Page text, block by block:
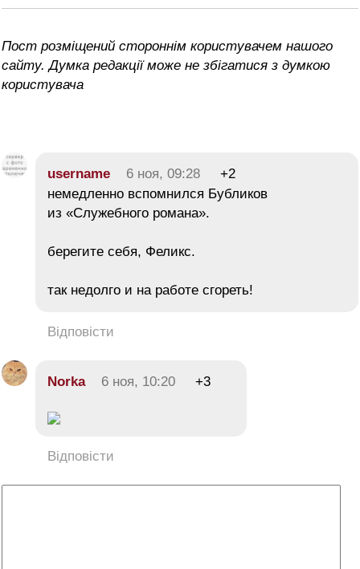
Пост розміщений стороннім користувачем нашого
сайту. Думка редакції може не збігатися з думкою
користувача
username 6 ноя, 09:28
+2
немедленно вспомнился Бубликов
из «Служебного романа».
берегите себя, Феликс.
так недолго и на работе сгореть!
Відповісти
Norka 6 ноя, 10:20 +3
Відповісти